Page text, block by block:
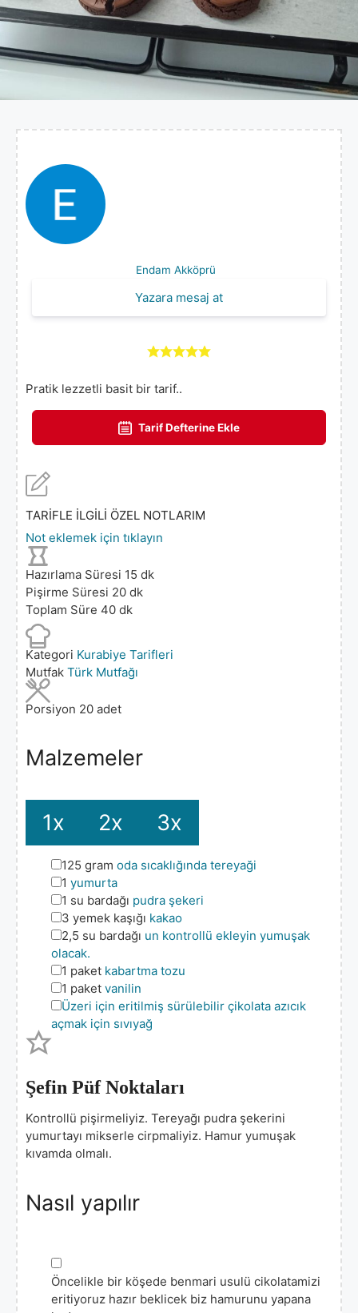
Endam Akköprü
Yazara mesaj at
Pratik lezzetli basit bir tarif..
Tarif Defterine Ekle
TARİFLE İLGİLİ ÖZEL NOTLARIM
Not eklemek için tıklayın
Hazırlama Süresi 15 dk
Pişirme Süresi 20 dk
Toplam Süre 40 dk
Kategori Kurabiye Tarifleri
Mutfak Türk Mutfağı
Porsiyon 20 adet
Malzemeler
1x 2x 3x
▢
125 gram oda sıcaklığında tereyaği
▢
1 yumurta
▢
1 su bardağı pudra şekeri
▢
3 yemek kaşığı kakao
▢
2,5 su bardağı un kontrollü ekleyin yumuşak
olacak.
▢
1 paket kabartma tozu
▢
1 paket vanilin
▢
Üzeri için eritilmiş sürülebilir çikolata azıcık
açmak için sıvıyağ
Şefin Püf Noktaları
Kontrollü pişirmeliyiz. Tereyağı pudra şekerini
yumurtayı mikserle cirpmaliyiz. Hamur yumuşak
kıvamda olmalı.
Nasıl yapılır
▢
Öncelikle bir köşede benmari usulü cikolatamizi
eritiyoruz hazır beklicek biz hamurunu yapana